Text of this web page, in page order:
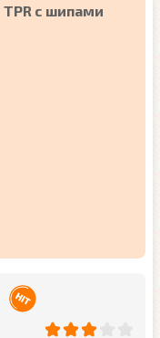
TPR с шипами